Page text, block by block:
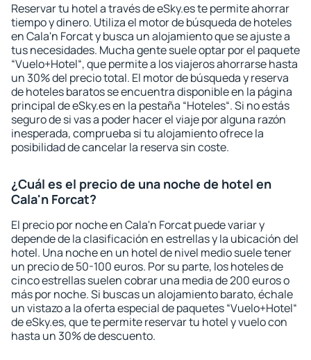
Reservar tu hotel a través de eSky.es te permite ahorrar
tiempo y dinero. Utiliza el motor de búsqueda de hoteles
en Cala'n Forcat y busca un alojamiento que se ajuste a
tus necesidades. Mucha gente suele optar por el paquete
“Vuelo+Hotel“, que permite a los viajeros ahorrarse hasta
un 30% del precio total. El motor de búsqueda y reserva
de hoteles baratos se encuentra disponible en la página
principal de eSky.es en la pestaña “Hoteles“. Si no estás
seguro de si vas a poder hacer el viaje por alguna razón
inesperada, comprueba si tu alojamiento ofrece la
posibilidad de cancelar la reserva sin coste.
¿Cuál es el precio de una noche de hotel en
Cala'n Forcat?
El precio por noche en Cala'n Forcat puede variar y
depende de la clasificación en estrellas y la ubicación del
hotel. Una noche en un hotel de nivel medio suele tener
un precio de 50-100 euros. Por su parte, los hoteles de
cinco estrellas suelen cobrar una media de 200 euros o
más por noche. Si buscas un alojamiento barato, échale
un vistazo a la oferta especial de paquetes “Vuelo+Hotel“
de eSky.es, que te permite reservar tu hotel y vuelo con
hasta un 30% de descuento.